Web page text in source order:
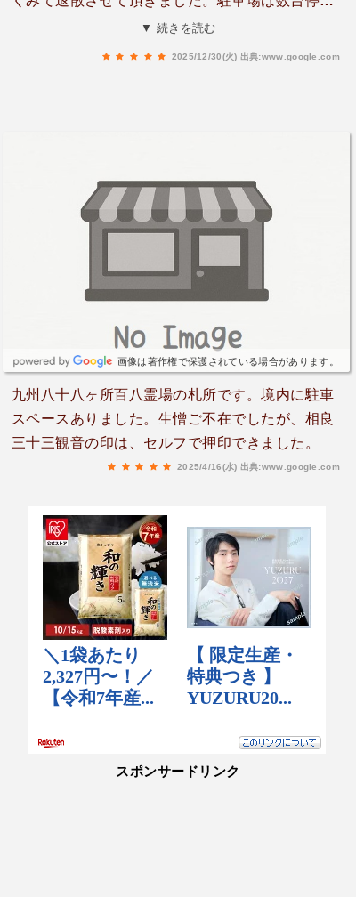
れるほどの広さはあります。案内看板あります。
▼ 続きを読む
2025/12/30(火) 出典:www.google.com
画像は著作権で保護されている場合があります。
九州八十八ヶ所百八霊場の札所です。境内に駐車
スペースありました。生憎ご不在でしたが、相良
三十三観音の印は、セルフで押印できました。
2025/4/16(水) 出典:www.google.com
スポンサードリンク